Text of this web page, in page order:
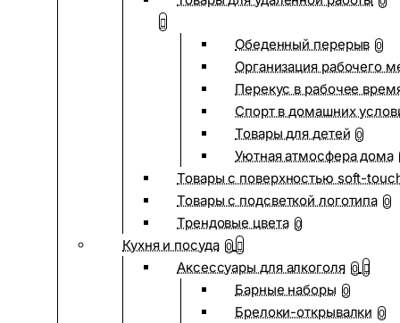
Обеденный перерыв 0
Организация рабочего
Перекус в рабочее
Спорт в домашних
Товары для детей 0
Уютная атмосфера дома
Товары с поверхностью soft-
Товары с подсветкой логотипа 0
Трендовые цвета 0
Кухня и посуда 0
Аксессуары для алкоголя 0
Барные наборы 0
Брелоки-открывалки 0